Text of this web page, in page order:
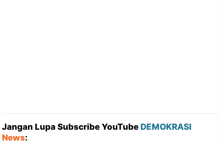
Jangan Lupa Subscribe YouTube DEMOKRASI
News: